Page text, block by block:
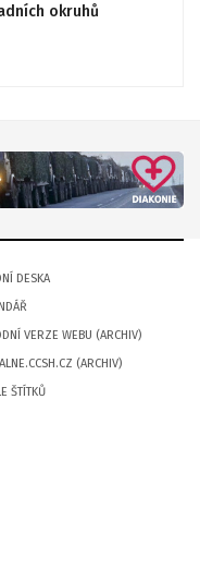
okruhů
DESKA
VERZE WEBU (ARCHIV)
(ARCHIV)
ŠTÍTKŮ